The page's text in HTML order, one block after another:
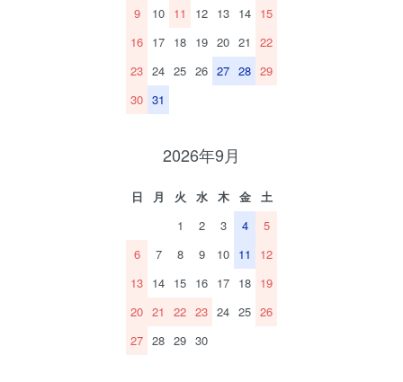
9
10 11 12 13 14 15
16 17 18 19 20 21
22
23 24 25 26 27 28 29
30 31
2026年9月
日 月 火 水 木 金
土
1
2 3 4
5
6
7 8 9 10 11
12
13 14 15 16 17 18 19
20 21 22 23 24 25 26
27 28 29 30